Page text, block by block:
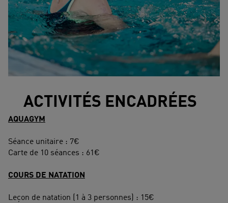
ACTIVITÉS ENCADRÉES
AQUAGYM
Séance unitaire : 7€
Carte de 10 séances : 61€
COURS DE NATATION
Leçon de natation (1 à 3 personnes) : 15€